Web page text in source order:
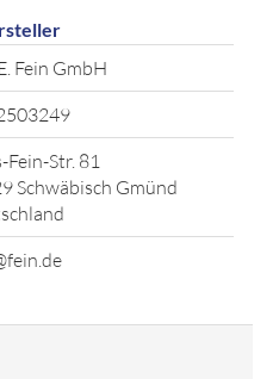
Fein GmbH
Fein-Str. 81
Schwäbisch Gmünd